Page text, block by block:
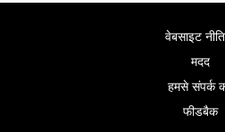
वेबसाइट
मदद
हमसे संपर्क
फीडबैक